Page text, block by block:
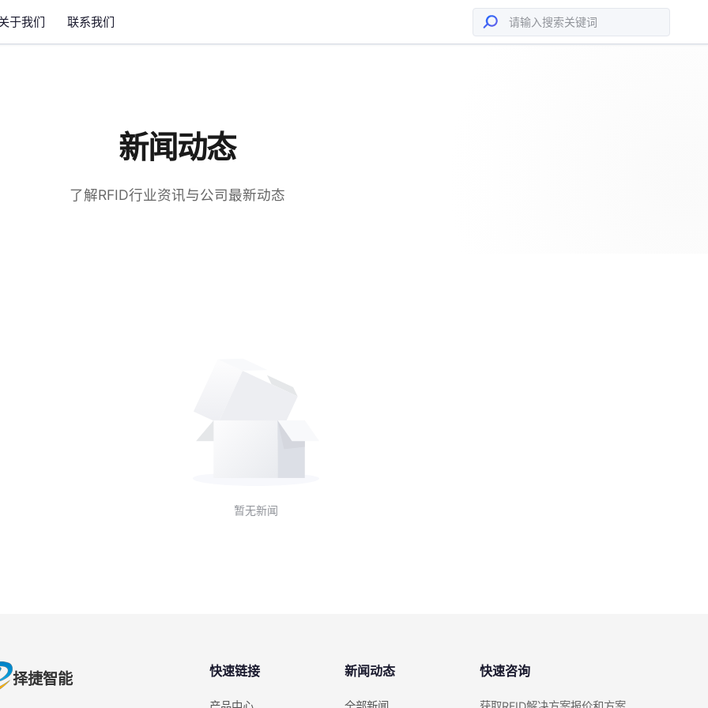
于我们 联系我们
新闻动态
了解RFID行业资讯与公司最新动态
暂无新闻
择捷智能 快速链接 新闻动态 快速咨询